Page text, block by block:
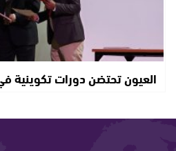
العيون تحتضن دورات